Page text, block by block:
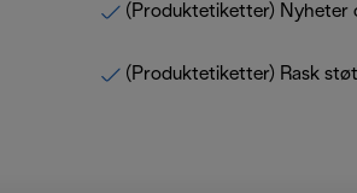
(Produktetiketter) Nyheter
(Produktetiketter) Rask